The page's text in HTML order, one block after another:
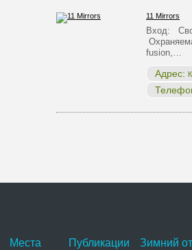
11 Mirrors
Вход:
fusion,…
Адрес:
Места Публикации Зимний